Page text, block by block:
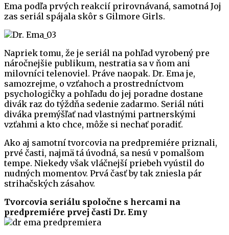
Ema podľa prvých reakcií prirovnávaná, samotná Joj
zas seriál spájala skôr s Gilmore Girls.
Napriek tomu, že je seriál na pohľad vyrobený pre
náročnejšie publikum, nestratia sa v ňom ani
milovníci telenoviel. Práve naopak. Dr. Ema je,
samozrejme, o vzťahoch a prostredníctvom
psychologičky a pohľadu do jej poradne dostane
divák raz do týždňa sedenie zadarmo. Seriál núti
diváka premýšľať nad vlastnými partnerskými
vzťahmi a kto chce, môže si nechať poradiť.
Ako aj samotní tvorcovia na predpremiére priznali,
prvé časti, najmä tá úvodná, sa nesú v pomalšom
tempe. Niekedy však vláčnejší priebeh vyústil do
nudných momentov. Prvá časť by tak zniesla pár
strihačských zásahov.
Tvorcovia seriálu spoločne s hercami na
predpremiére prvej časti Dr. Emy